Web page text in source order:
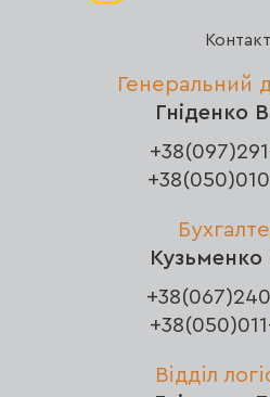
Генеральний
Гніденко
Відділ